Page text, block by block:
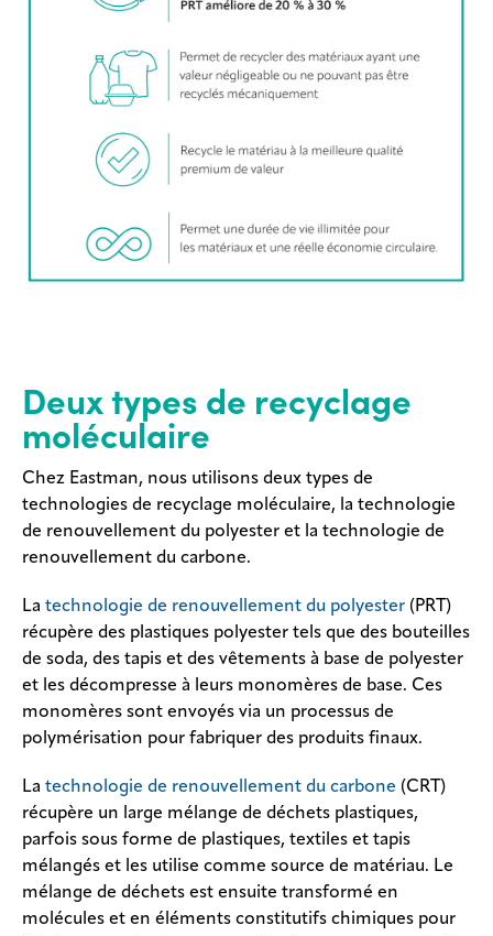
Deux types de recyclage
moléculaire
Chez Eastman, nous utilisons deux types de
technologies de recyclage moléculaire, la technologie
de renouvellement du polyester et la technologie de
renouvellement du carbone.
La technologie de renouvellement du polyester (PRT)
récupère des plastiques polyester tels que des bouteilles
de soda, des tapis et des vêtements à base de polyester
et les décompresse à leurs monomères de base. Ces
monomères sont envoyés via un processus de
polymérisation pour fabriquer des produits finaux.
La technologie de renouvellement du carbone (CRT)
récupère un large mélange de déchets plastiques,
parfois sous forme de plastiques, textiles et tapis
mélangés et les utilise comme source de matériau. Le
mélange de déchets est ensuite transformé en
molécules et en éléments constitutifs chimiques pour